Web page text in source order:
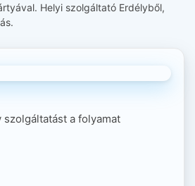
Helyi szolgáltató Erdélyből,
szolgáltatást a folyamat